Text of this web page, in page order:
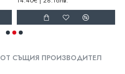
ОТ СЪЩИЯ ПРОИЗВОДИТЕЛ